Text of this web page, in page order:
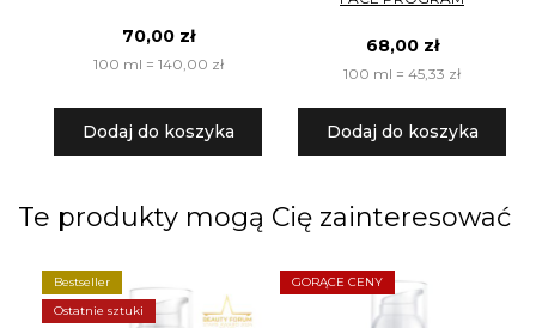
70,00 zł
100 ml = 140,00 zł
Dodaj do koszyka
68,00 zł
100 ml = 45,33 zł
Dodaj do koszyka
Te produkty mogą Cię zainteresować
Bestseller
Ostatnie sztuki
GORĄCE CENY